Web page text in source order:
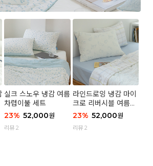
실크 스노우 냉감 여름
차렵이불 세트
23% 52,000원
리뷰 2
라인드로잉 냉감 마이
크로 리버시블 여름이
불 세트
23% 52,000원
리뷰 2